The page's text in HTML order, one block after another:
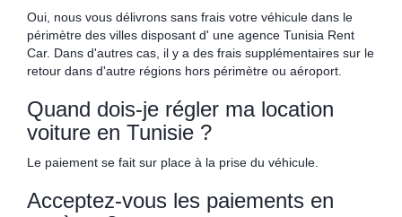
Oui, nous vous délivrons sans frais votre véhicule dans le
périmètre des villes disposant d' une agence Tunisia Rent
Car. Dans d'autres cas, il y a des frais supplémentaires sur le
retour dans d'autre régions hors périmètre ou aéroport.
Quand dois-je régler ma location
voiture en Tunisie ?
Le paiement se fait sur place à la prise du véhicule.
Acceptez-vous les paiements en